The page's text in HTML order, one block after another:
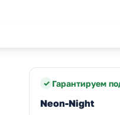
Гарантируем
Neon-Night